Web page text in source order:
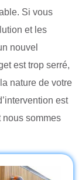
Si vous
et les
nouvel
est trop serré,
nature de votre
est
sommes